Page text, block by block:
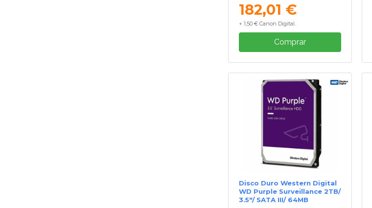
182,01 €
+ 1,50 € Canon Digital.
Comprar
Disco Duro Western Digital
WD Purple Surveillance 2TB/
3.5"/ SATA III/ 64MB